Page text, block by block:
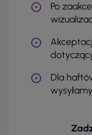
Po
Dla